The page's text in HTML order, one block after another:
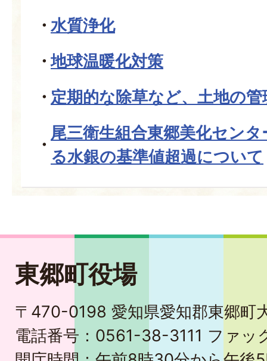
水質浄化
地球温暖化対策
定期的な除草など、土地の
尾三衛生組合東郷美化セン
る水銀の基準値超過について
東郷町役場
〒470-0198 愛知県愛知郡東郷町
電話番号：0561-38-3111 ファ